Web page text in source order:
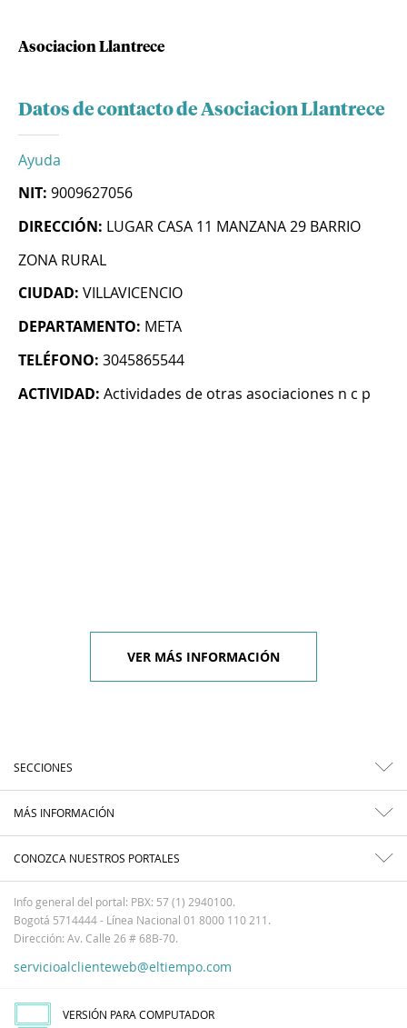
Asociacion Llantrece
Datos de contacto de Asociacion Llantrece
Ayuda
NIT: 9009627056
DIRECCIÓN: LUGAR CASA 11 MANZANA 29 BARRIO
ZONA RURAL
CIUDAD: VILLAVICENCIO
DEPARTAMENTO: META
TELÉFONO: 3045865544
ACTIVIDAD: Actividades de otras asociaciones n c p
VER MÁS INFORMACIÓN
SECCIONES
MÁS INFORMACIÓN
CONOZCA NUESTROS PORTALES
Info general del portal: PBX: 57 (1) 2940100.
Bogotá 5714444 - Línea Nacional 01 8000 110 211.
Dirección: Av. Calle 26 # 68B-70.
servicioalclienteweb@eltiempo.com
VERSIÓN PARA COMPUTADOR